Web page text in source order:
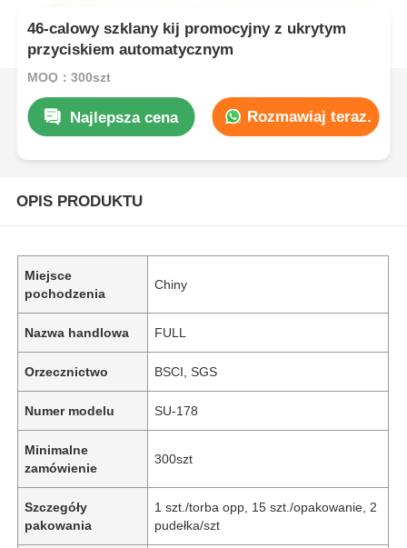
46-calowy szklany kij promocyjny z ukrytym
przyciskiem automatycznym
MOQ：300szt
Najlepsza cena Rozmawiaj teraz.
OPIS PRODUKTU
Miejsce
pochodzenia
Chiny
Nazwa handlowa FULL
Orzecznictwo BSCI, SGS
Numer modelu SU-178
Minimalne
zamówienie
300szt
Szczegóły
pakowania
1 szt./torba opp, 15 szt./opakowanie, 2
pudełka/szt